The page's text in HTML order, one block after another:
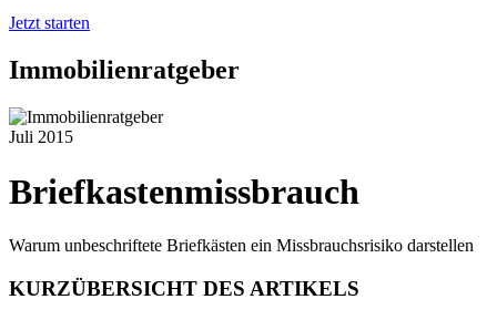
Jetzt starten
Immobilienratgeber
Juli 2015
Briefkastenmissbrauch
Warum unbeschriftete Briefkästen ein Missbrauchsrisiko darstellen
KURZÜBERSICHT DES ARTIKELS